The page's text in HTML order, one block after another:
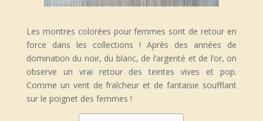
Les montres colorées pour femmes sont de retour en
force dans les collections ! Après des années de
domination du noir, du blanc, de l’argenté et de l’or, on
observe un vrai retour des teintes vives et pop.
Comme un vent de fraîcheur et de fantaisie soufflant
sur le poignet des femmes !